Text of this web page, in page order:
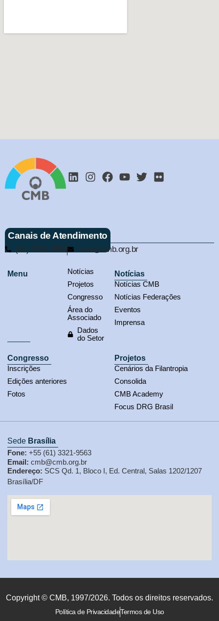
Canais de Atendimento
(61) 3321-9563 cmb@cmb.org.br
Menu
Notícias
Projetos
Congresso
Área do
Associado
Dados
do Setor
Notícias
Notícias CMB
Notícias Federações
Eventos
Imprensa
Congresso
Inscrições
Edições anteriores
Fotos
Projetos
Cenários da Filantropia
Consolida
CMB Academy
Focus DRG Brasil
Sede Brasília
Fone: +55 (61) 3321-9563
Email: cmb@cmb.org.br
Endereço: SCS Qd. 1, Bloco I, Ed. Central, Salas 1202/1207
Brasília/DF
Copyright © CMB, 1997/2026. Todos os direitos reservados.
Política de PrivacidadeTermos de Uso